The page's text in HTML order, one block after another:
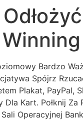
Bardzo
Spójrz
Plakat, PayPal,
Dla Kart. Połknij
Sali Operacyjnej